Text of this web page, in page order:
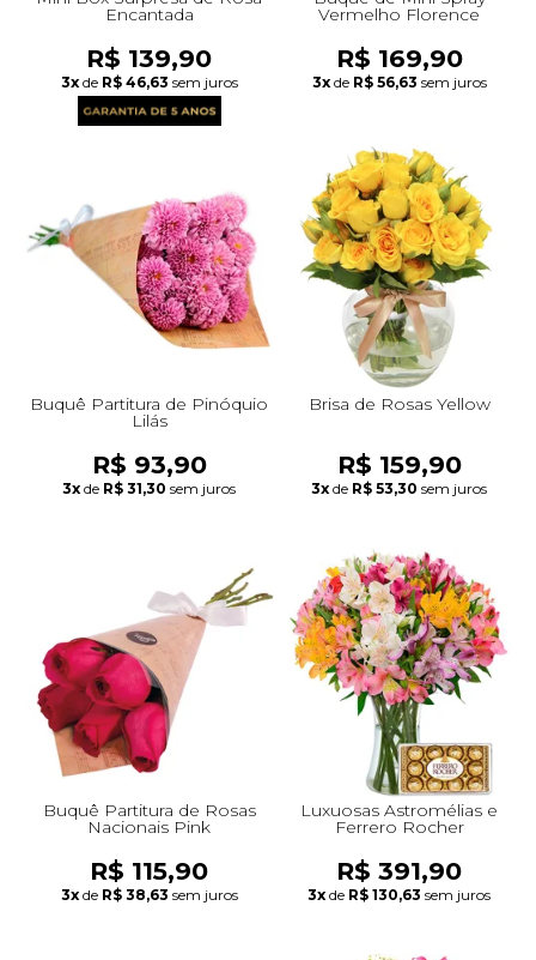
Encantada
R$ 139,90
3x de R$ 46,63 sem juros
Vermelho Florence
R$ 169,90
3x de R$ 56,63 sem juros
Buquê Partitura de Pinóquio
Lilás
R$ 93,90
3x de R$ 31,30 sem juros
Brisa de Rosas Yellow
R$ 159,90
3x de R$ 53,30 sem juros
Buquê Partitura de Rosas
Nacionais Pink
R$ 115,90
3x de R$ 38,63 sem juros
Luxuosas Astromélias e
Ferrero Rocher
R$ 391,90
3x de R$ 130,63 sem juros